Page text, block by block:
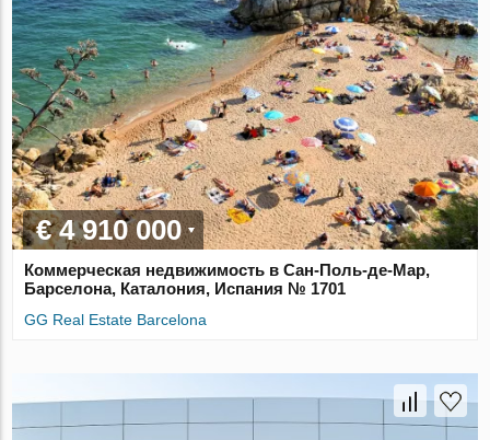
€ 4 910 000
Коммерческая недвижимость в Сан-Поль-де-Мар,
Барселона, Каталония, Испания № 1701
GG Real Estate Barcelona